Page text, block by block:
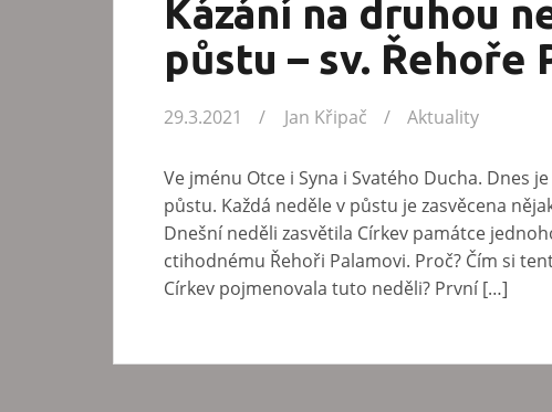
Kázání na druhou
půstu – sv. Řehoře
29.3.2021 Jan Křipač Aktuality
Ve jménu Otce i Syna i Svatého Ducha. Dnes
půstu. Každá neděle v půstu je zasvěcena
Dnešní neděli zasvětila Církev památce
ctihodnému Řehoři Palamovi. Proč? Čím si
Církev pojmenovala tuto neděli? První […]